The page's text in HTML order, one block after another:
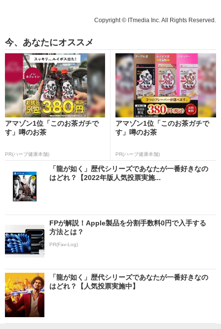
Copyright © ITmedia Inc. All Rights Reserved.
今、あなたにオススメ
アマゾン1位「このお茶ガチで
す」噂のお茶
PR(ハーブ健康本舗)
アマゾン1位「このお茶ガチで
す」噂のお茶
PR(ハーブ健康本舗)
「龍が如く」歴代シリーズであなたが一番好きなの
はどれ？【2022年版人気投票実施...
FPが解説！Apple製品を分割手数料0円で入手する
方法とは？
PR(Fav-Log)
「龍が如く」歴代シリーズであなたが一番好きなの
はどれ？【人気投票実施中】